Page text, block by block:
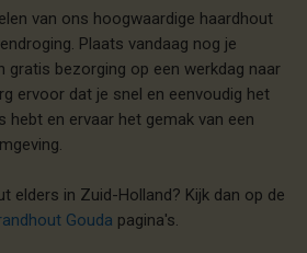
van ons hoogwaardige haardhout
Plaats vandaag nog je
gratis bezorging op een werkdag naar
ervoor dat je snel en eenvoudig het
hebt en ervaar het gemak van een
elders in Zuid-Holland? Kijk dan op de
Gouda pagina's.